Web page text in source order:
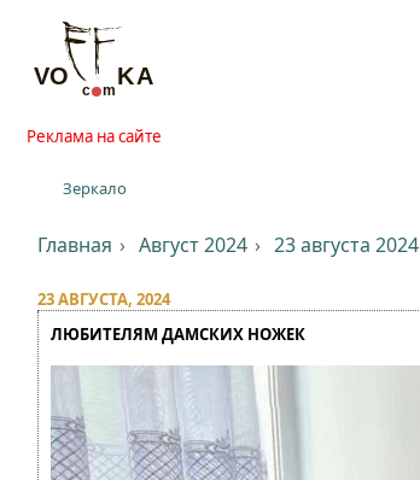
Реклама на сайте
Зеркало
Главная Август 2024 23 августа 2024
23 АВГУСТА, 2024
ЛЮБИТЕЛЯМ ДАМСКИХ НОЖЕК